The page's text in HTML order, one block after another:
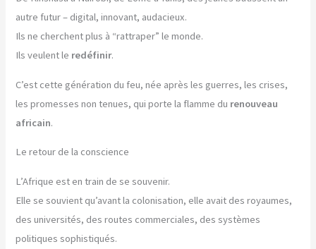
autre futur – digital, innovant, audacieux.
Ils ne cherchent plus à “rattraper” le monde.
Ils veulent le redéfinir.
C’est cette génération du feu, née après les guerres, les crises,
les promesses non tenues, qui porte la flamme du renouveau
africain.
Le retour de la conscience
L’Afrique est en train de se souvenir.
Elle se souvient qu’avant la colonisation, elle avait des royaumes,
des universités, des routes commerciales, des systèmes
politiques sophistiqués.